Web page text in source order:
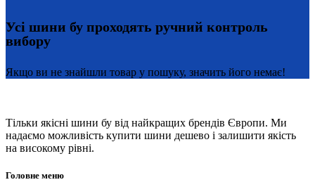
Усі шини бу проходять ручний контроль
вибору
Якщо ви не знайшли товар у пошуку, значить його немає!
Тільки якісні шини бу від найкращих брендів Європи. Ми
надаємо можливість купити шини дешево і залишити якість
на високому рівні.
Головне меню